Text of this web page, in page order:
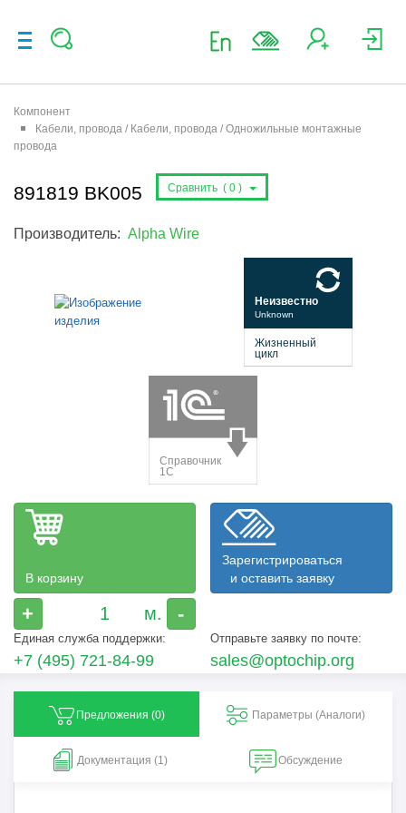
Компонент
Кабели, провода / Кабели, провода / Одножильные монтажные
провода
891819 BK005 Сравнить ( 0 )
Производитель: Alpha Wire
В корзину
+ -
Зарегистрироваться
и оставить заявку
Единая служба поддержки:
+7 (495) 721-84-99
Отправьте заявку по почте:
sales@optochip.org
Предложения (0) Параметры (Aналоги)
Документация (1) Обсуждение